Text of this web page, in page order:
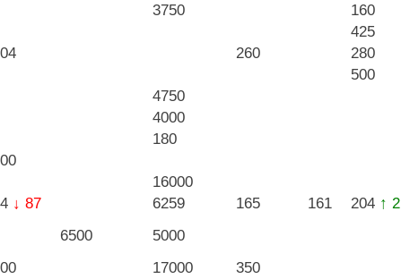
3750
160
425
260
280
500
4750
4000
180
16000
↓ 87 6259 165 161 204 ↑ 2
6500
5000
17000
350